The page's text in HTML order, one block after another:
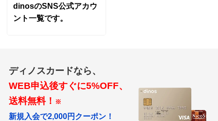
dinosのSNS公式アカウ
ント一覧です。
ディノスカードなら、
WEB申込後すぐに5%OFF、
送料無料！ ※
新規入会で2,000円クーポン！